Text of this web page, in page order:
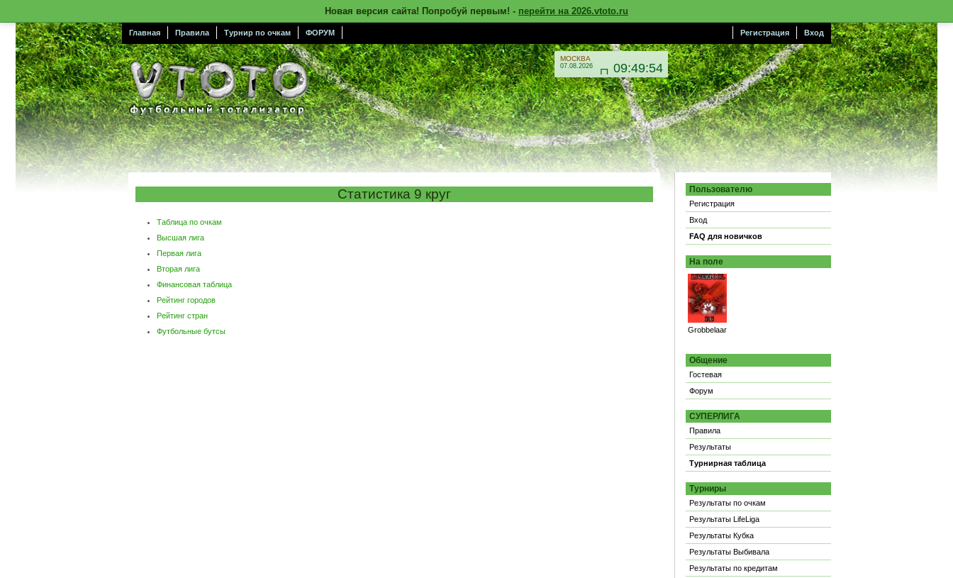
Новая версия сайта! Попробуй первым! - перейти на 2026.vtoto.ru
Главная Правила Турнир по очкам ФОРУМ Вход
Регистрация
МОСКВА
07.08.2026  09:49:55
Пользователю
Регистрация
Вход
FAQ для новичков
На поле
Grobbelaar
Общение
Гостевая
Форум
СУПЕРЛИГА
Правила
Результаты
Турнирная таблица
Турниры
Результаты по очкам
Результаты LifeLiga
Результаты Кубка
Результаты Выбивала
Результаты по кредитам
Статистика 9 круг
Таблица по очкам
Высшая лига
Первая лига
Вторая лига
Финансовая таблица
Рейтинг городов
Рейтинг стран
Футбольные бутсы